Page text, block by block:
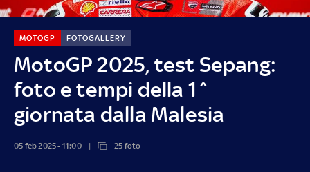
MotoGP 2025, test Sepang:
foto e tempi della 1^
giornata dalla Malesia
MOTOGP FOTOGALLERY
05 feb 2025 - 11:00 25 foto